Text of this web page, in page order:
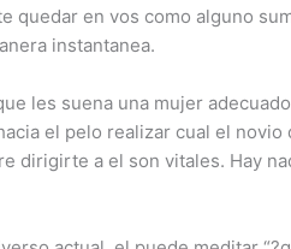
en vos como alguno
instantanea.
les suena una mujer
el pelo realizar cual el
dirigirte a el son vitales. Hay